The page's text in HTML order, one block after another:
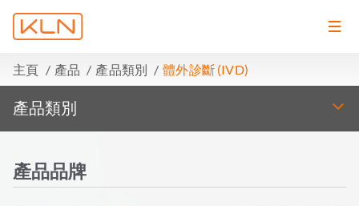
主頁 產品 產品類別 體外診斷 (IVD)
產品類別
產品品牌